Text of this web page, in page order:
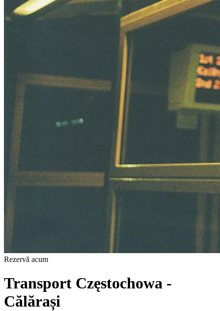
Rezervă acum
Transport Częstochowa -
Călărași